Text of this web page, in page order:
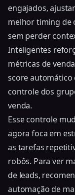
engajados,
melhor timing de
sem perder
Inteligentes
métricas de
score automático
controle dos
venda.
Esse controle
agora foca em
as tarefas
robôs. Para ver
de leads,
automação de